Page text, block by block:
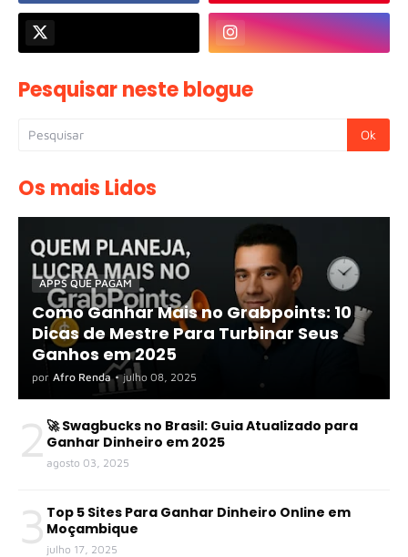
Pesquisar neste blogue
Os mais Lidos
APPS QUE PAGAM
Como Ganhar Mais no Grabpoints: 10
Dicas de Mestre Para Turbinar Seus
Ganhos em 2025
por Afro Renda • julho 08, 2025
2 🚀 Swagbucks no Brasil: Guia Atualizado para
Ganhar Dinheiro em 2025
agosto 03, 2025
3 Top 5 Sites Para Ganhar Dinheiro Online em
Moçambique
julho 17, 2025